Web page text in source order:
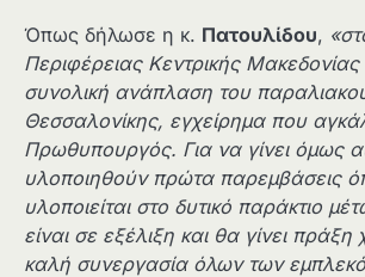
Όπως δήλωσε η κ. Πατουλίδου,
Περιφέρειας Κεντρικής Μακεδονίας
συνολική ανάπλαση του
Θεσσαλονίκης, εγχείρημα που
Πρωθυπουργός. Για να γίνει όμως
υλοποιηθούν πρώτα παρεμβάσεις
υλοποιείται στο δυτικό παράκτιο
είναι σε εξέλιξη και θα γίνει πράξη
καλή συνεργασία όλων των